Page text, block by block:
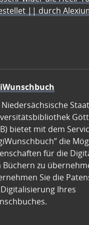
|| durch
Niedersächsische
bietet mit dem
die
für die
Büchern zu
Sie die
Ihres